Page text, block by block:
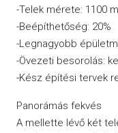
-Telek mérete: 1100
-Beépíthetőség: 20%
-Legnagyobb
-Övezeti besorolás:
-Kész építési tervek
Panorámás fekvés
A mellette lévő két